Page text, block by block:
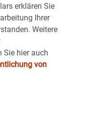
erklären Sie
Ihrer
Weitere
Sie hier auch
von